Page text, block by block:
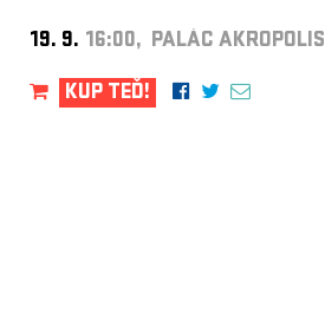
19. 9. 16:00, PALÁC AKROPOLIS
KUP TEĎ!